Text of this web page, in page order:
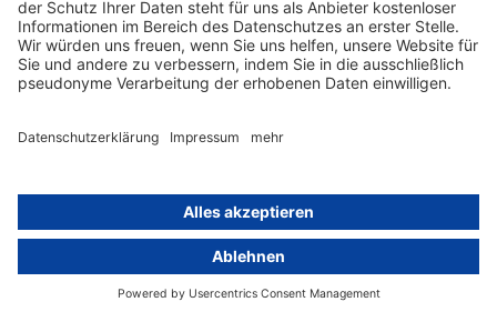
KI und Datenschutz
Hinweisgebersystem mit
Whistleblowing-Ombudsperson
Wichtige Gesetze als Volltext
Unsere Experten
Kontakt
Datenschutzhinweise
activeMind.ch (Schweiz)
activeMind.uk (Vereinigtes
Königreich)
Compliance-Portal